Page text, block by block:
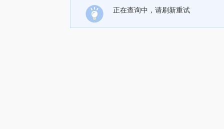
正在查询中，请刷新重试